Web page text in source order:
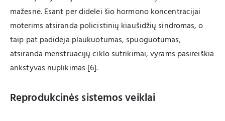
mažesnė. Esant per didelei šio hormono koncentracijai
moterims atsiranda policistinių kiaušidžių sindromas, o
taip pat padidėja plaukuotumas, spuoguotumas,
atsiranda menstruacijų ciklo sutrikimai, vyrams pasireiškia
ankstyvas nuplikimas [6].
Reprodukcinės sistemos veiklai